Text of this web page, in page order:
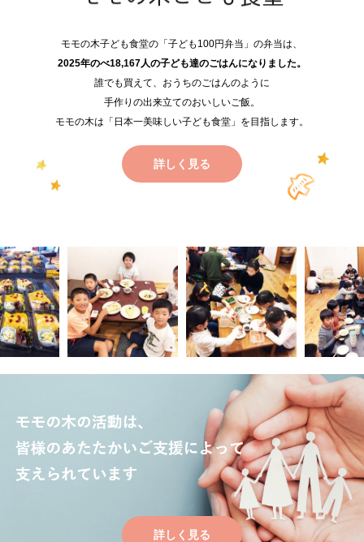
モモの木子ども食堂の「子ども100円弁当」の弁当は、
2025年のべ18,167人の子ども達のごはんになりました。
誰でも買えて、おうちのごはんのように
手作りの出来立てのおいしいご飯。
モモの木は「日本一美味しい子ども食堂」を目指します。
詳しく見る
詳しく見る